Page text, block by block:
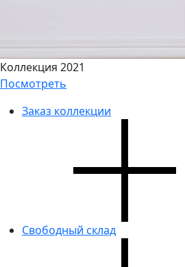
Коллекция 2021
Посмотреть
Заказ коллекции
Свободный склад